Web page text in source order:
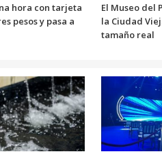
hora con tarjeta
pesos y pasa a
El Museo del
la Ciudad
tamaño real